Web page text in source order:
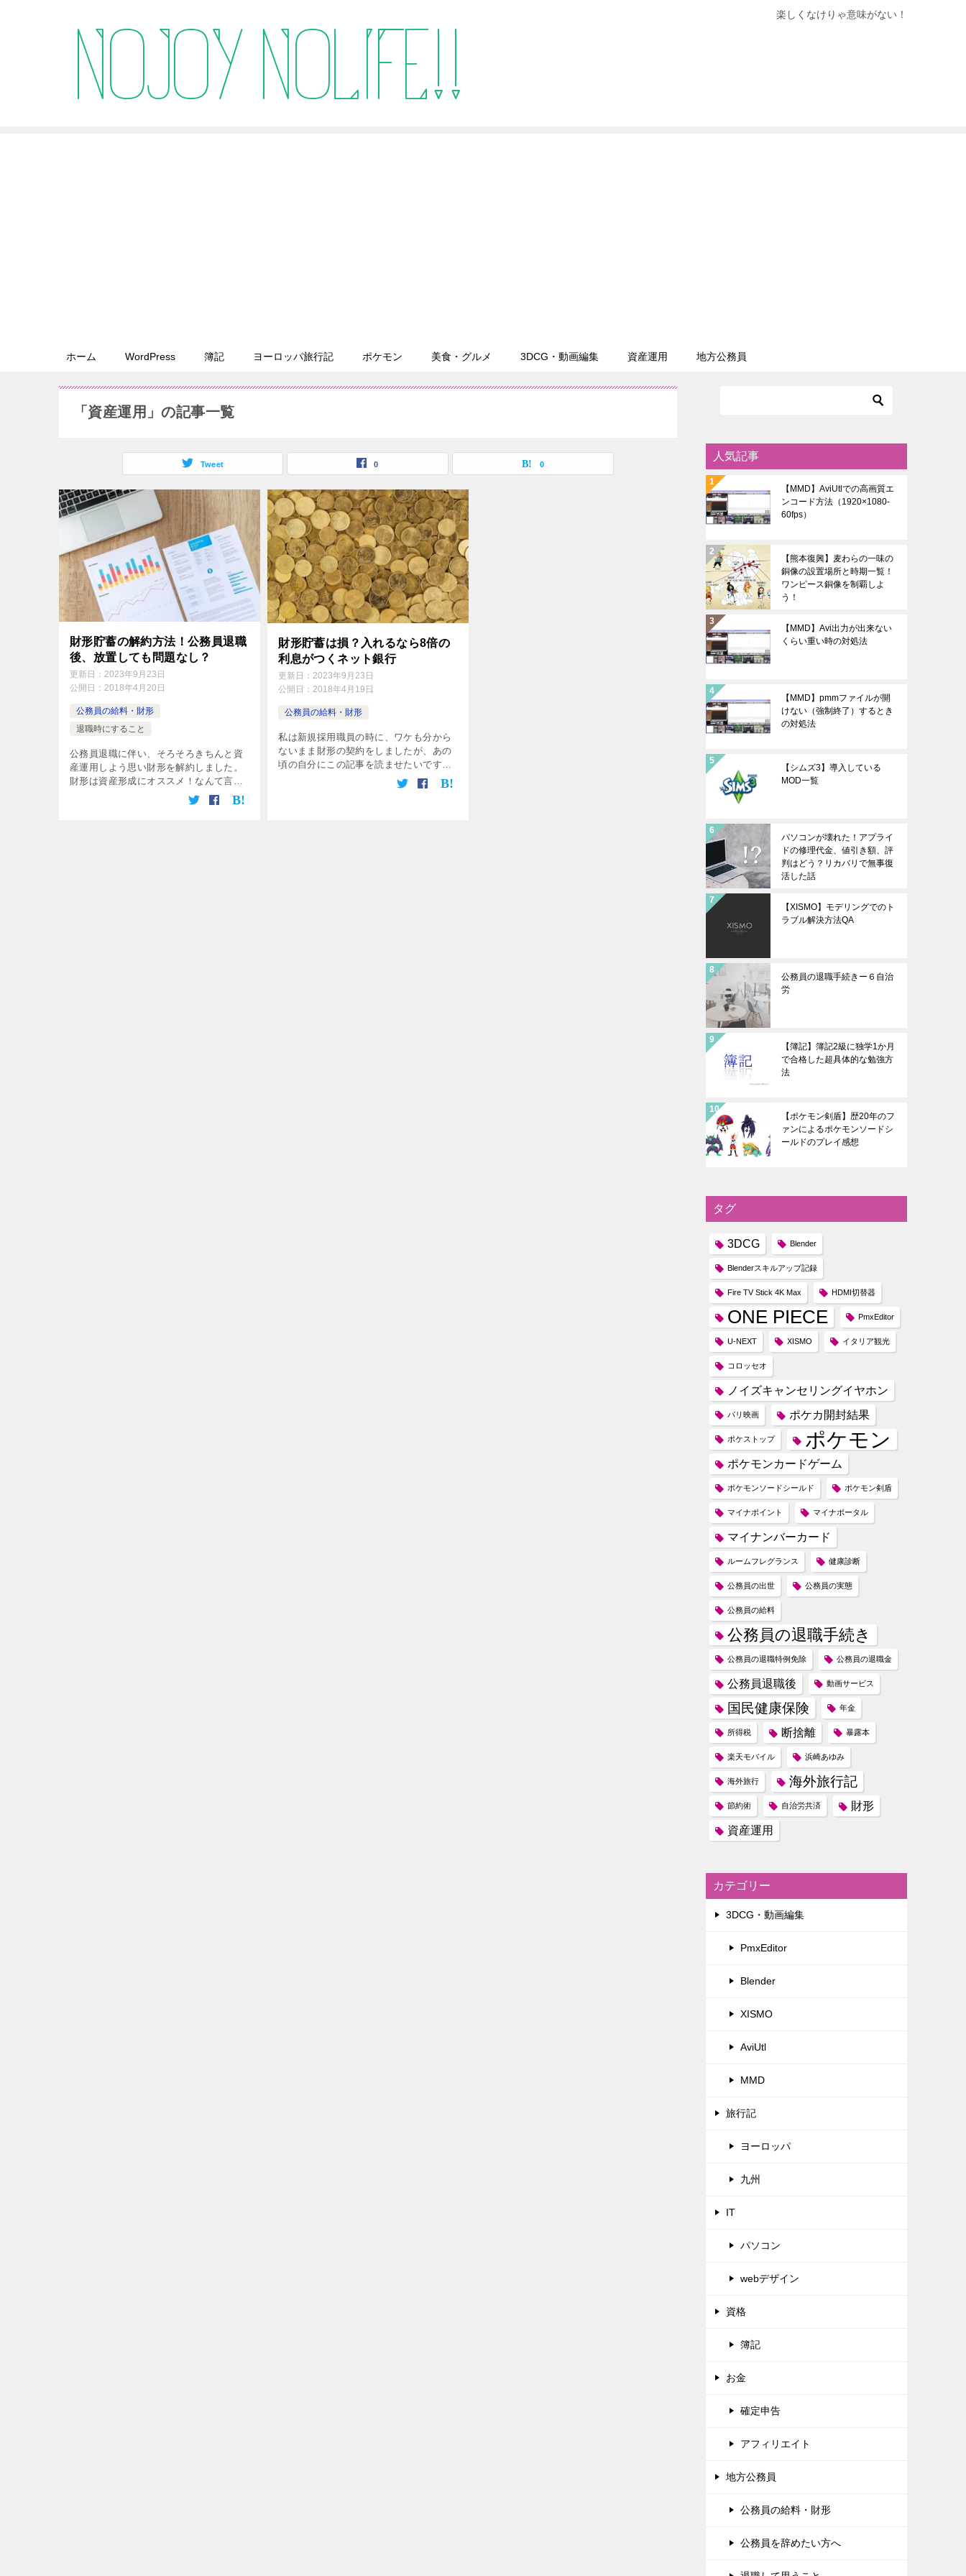
楽しくなけりゃ意味がない！
ホーム WordPress 簿記 ヨーロッパ旅行記 ポケモン 美食・グルメ 3DCG・動画編集 資産運用 地方公務員
「資産運用」の記事一覧
Tweet 0 0
財形貯蓄の解約方法！公務員退職
後、放置しても問題なし？
更新日： 2023年9月23日
公開日： 2018年4月20日
公務員の給料・財形
退職時にすること
公務員退職に伴い、そろそろきちんと資
産運用しよう思い財形を解約しました。
財形は資産形成にオススメ！なんて言わ
れたりしますが、実はけっこう機会損失
する貯蓄方法です。 退職後10ヶ月、重い
財形貯蓄は損？入れるなら8倍の
利息がつくネット銀行
更新日：2023年9月23日
公開日：2018年4月19日
公務員の給料・財形
私は新規採用職員の時に、ワケも分から
ないまま財形の契約をしましたが、あの
頃の自分にこの記事を読ませたいです笑
大学新卒でマネーリテラシーが残念だっ
たので、無知すぎたのは自分が悪いんで
人気記事
【MMD】AviUtlでの高画質エ
ンコード方法（1920×1080-
60fps）
【熊本復興】麦わらの一味の
銅像の設置場所と時期一覧！
ワンピース銅像を制覇しよ
う！
【MMD】Avi出力が出来ない
くらい重い時の対処法
【MMD】pmmファイルが開
けない（強制終了）するとき
の対処法
【シムズ3】導入している
MOD一覧
パソコンが壊れた！アプライ
ドの修理代金、値引き額、評
判はどう？リカバリで無事復
活した話
【XISMO】モデリングでのト
ラブル解決方法QA
公務員の退職手続きー６自治
労
【簿記】簿記2級に独学1か月
で合格した超具体的な勉強方
法
【ポケモン剣盾】歴20年のフ
ァンによるポケモンソードシ
ールドのプレイ感想
タグ
3DCG Blender
Blenderスキルアップ記録
Fire TV Stick 4K Max HDMI切替器
ONE PIECE PmxEditor
U-NEXT XISMO イタリア観光
コロッセオ
ノイズキャンセリングイヤホン
パリ映画 ポケカ開封結果
ポケストップ ポケモン
ポケモンカードゲーム
ポケモンソードシールド ポケモン剣盾
マイナポイント マイナポータル
マイナンバーカード
ルームフレグランス 健康診断
公務員の出世 公務員の実態
公務員の給料
公務員の退職手続き
公務員の退職特例免除 公務員の退職金
公務員退職後 動画サービス
国民健康保険 年金
所得税 断捨離 暴露本
楽天モバイル 浜崎あゆみ
海外旅行 海外旅行記
節約術 自治労共済
財形
資産運用
カテゴリー
3DCG・動画編集
PmxEditor
Blender
XISMO
AviUtl
MMD
旅行記
ヨーロッパ
九州
IT
パソコン
webデザイン
資格
簿記
お金
確定申告
アフィリエイト
地方公務員
公務員の給料・財形
公務員を辞めたい方へ